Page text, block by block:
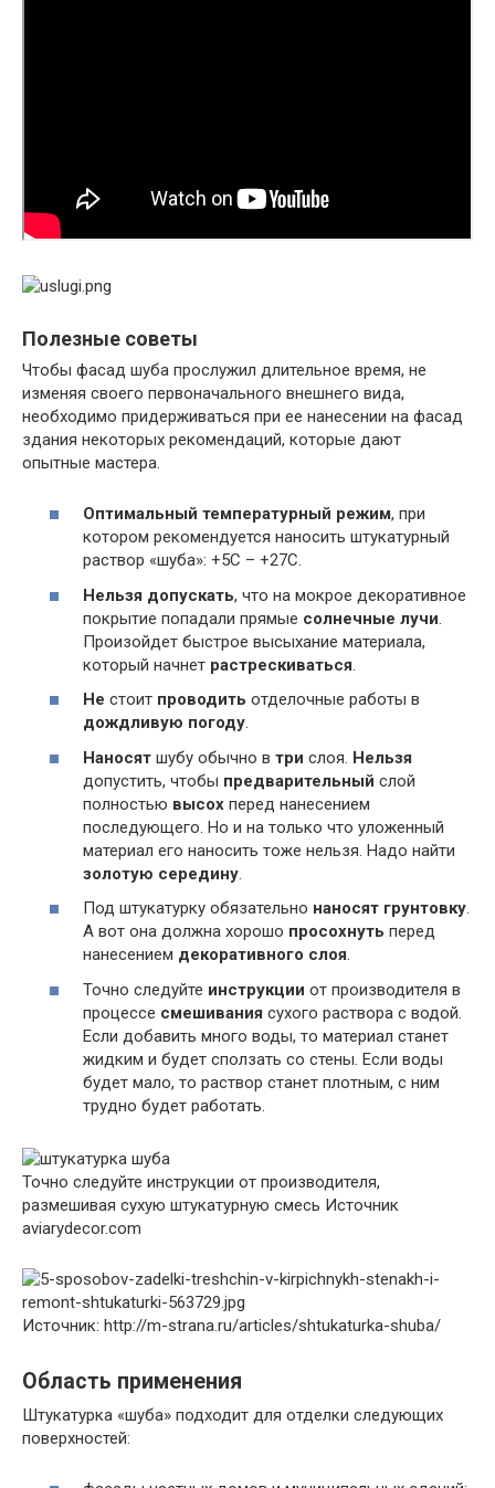
Полезные советы
Чтобы фасад шуба прослужил длительное время, не
изменяя своего первоначального внешнего вида,
необходимо придерживаться при ее нанесении на фасад
здания некоторых рекомендаций, которые дают
опытные мастера.
Оптимальный температурный режим, при
котором рекомендуется наносить штукатурный
раствор «шуба»: +5С – +27С.
Нельзя допускать, что на мокрое декоративное
покрытие попадали прямые солнечные лучи
Произойдет быстрое высыхание материала,
который начнет растрескиваться
Не стоит проводить отделочные работы в
дождливую погоду.
Наносят шубу обычно в три слоя. Нельзя
допустить, чтобы предварительный слой
полностью высох перед нанесением
последующего. Но и на только что уложенный
материал его наносить тоже нельзя. Надо найти
золотую середину
Под штукатурку обязательно наносят грунтовку.
А вот она должна хорошо просохнуть перед
нанесением декоративного слоя.
Точно следуйте инструкции от производителя в
процессе смешивания сухого раствора с водой.
Если добавить много воды, то материал станет
жидким и будет сползать со стены. Если воды
будет мало, то раствор станет плотным, с ним
трудно будет работать.
Точно следуйте инструкции от производителя,
размешивая сухую штукатурную смесь Источник
aviarydecor.com
Источник: http://m-strana.ru/articles/shtukaturka-shuba/
Область применения
Штукатурка «шуба» подходит для отделки следующих
поверхностей: